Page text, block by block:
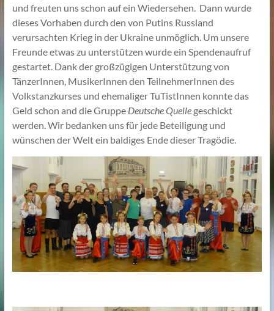
und freuten uns schon auf ein Wiedersehen. Dann wurde
dieses Vorhaben durch den von Putins Russland
verursachten Krieg in der Ukraine unmöglich. Um unsere
Freunde etwas zu unterstützen wurde ein Spendenaufruf
gestartet. Dank der großzügigen Unterstützung von
TänzerInnen, MusikerInnen den TeilnehmerInnen des
Volkstanzkurses und ehemaliger TuTistInnen konnte das
Geld schon and die Gruppe Deutsche Quellegeschickt
werden. Wir bedanken uns für jede Beteiligung und
wünschen der Welt ein baldiges Ende dieser Tragödie.